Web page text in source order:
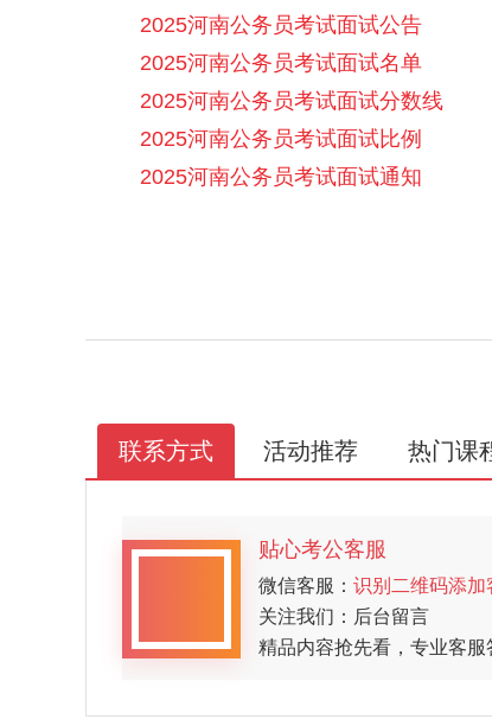
2025河南公务员考试面试公告
2025河南公务员考试面试名单
2025河南公务员考试面试分数线
2025河南公务员考试面试比例
2025河南公务员考试面试通知
联系方式 活动推荐 热门课
贴心考公客服
微信客服： 识别二维码添加
关注我们：后台留言
精品内容抢先看，专业客服